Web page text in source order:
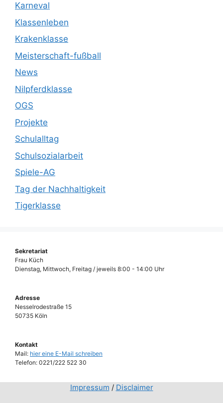
Karneval
Klassenleben
Krakenklasse
Meisterschaft-fußball
News
Nilpferdklasse
OGS
Projekte
Schulalltag
Schulsozialarbeit
Spiele-AG
Tag der Nachhaltigkeit
Tigerklasse
Sekretariat
Frau Küch
Dienstag, Mittwoch, Freitag / jeweils 8:00 - 14:00 Uhr
Adresse
Nesselrodestraße 15
50735 Köln
Kontakt
Mail: hier eine E-Mail schreiben
Telefon: 0221/222 522 30
Impressum / Disclaimer